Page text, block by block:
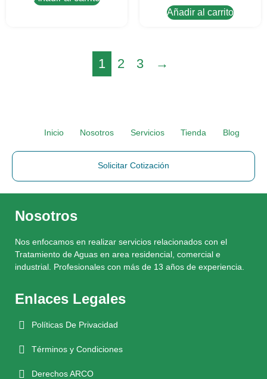
Añadir al carrito
1 2 3 →
Inicio Nosotros Servicios Tienda Blog
Solicitar Cotización
Nosotros
Nos enfocamos en realizar servicios relacionados con el
Tratamiento de Aguas en area residencial, comercial e
industrial. Profesionales con más de 13 años de experiencia.
Enlaces Legales
Políticas De Privacidad
Términos y Condiciones
Derechos ARCO